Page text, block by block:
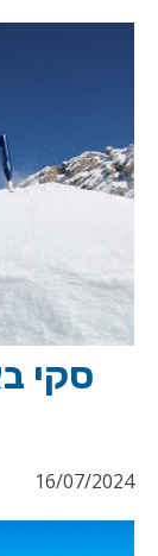
סקי
16/07/2024